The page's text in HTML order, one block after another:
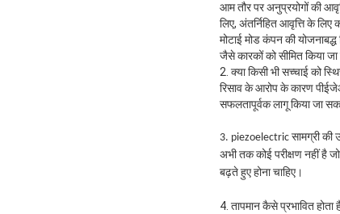
आम तौर पर अनुप्रयोगों की
लिए, अंतर्निहित आवृत्ति के
मोटाई मोड कंपन की
जैसे कारकों को सीमित किया
2. क्या किसी भी सच्चाई को
रिसाव के आरोप के कारण
सफलतापूर्वक लागू किया जा
3. piezoelectric सामग्री की
अभी तक कोई परीक्षण नहीं है
बढ़ते हुए होना चाहिए।
4. तापमान कैसे प्रभावित होता